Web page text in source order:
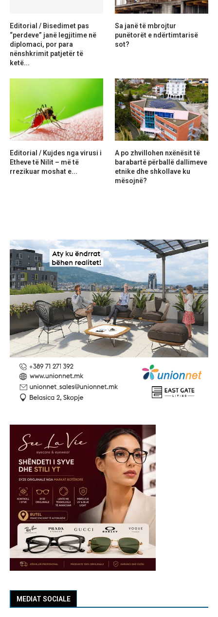
MEDIAT SOCIALE
Editorial / Bisedimet pas
“perdeve” janë legjitime në
diplomaci, por para
nënshkrimit patjetër të
ketë...
Sa janë të mbrojtur
punëtorët e ndërtimtarisë
sot?
Editorial / Kujdes nga virusi i
Etheve të Nilit – më të
rrezikuar moshat e...
A po zhvillohen nxënësit të
barabartë përballë dallimeve
etnike dhe shkollave ku
mësojnë?